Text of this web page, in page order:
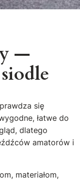
—
się
łatwe do
dlatego
amatorów i
materiałom,